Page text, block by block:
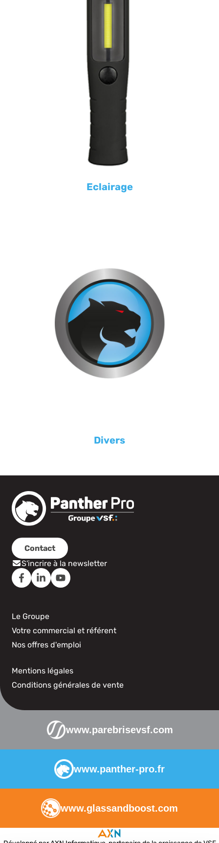
Eclairage
Divers
Contact
S'incrire à la newsletter
Le Groupe
Votre commercial et référent
Nos offres d'emploi
Mentions légales
Conditions générales de vente
www.parebrisevsf.com
www.panther-pro.fr
www.glassandboost.com